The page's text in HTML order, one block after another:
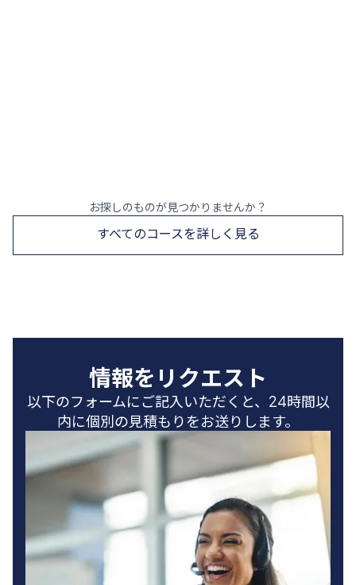
お探しのものが見つかりませんか？
すべてのコースを詳しく見る
情報をリクエスト
以下のフォームにご記入いただくと、24時間以
内に個別の見積もりをお送りします。